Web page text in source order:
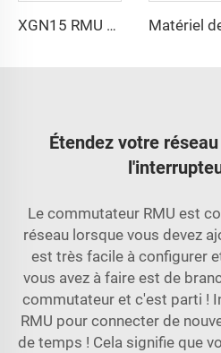
XGN15 RMU à isolation au gaz
Étendez votre
Le commutateur RMU est
réseau lorsque vous devez
est très facile à configurer
vous avez à faire est de
commutateur et c'est parti !
RMU pour connecter de
de temps ! Cela signifie que